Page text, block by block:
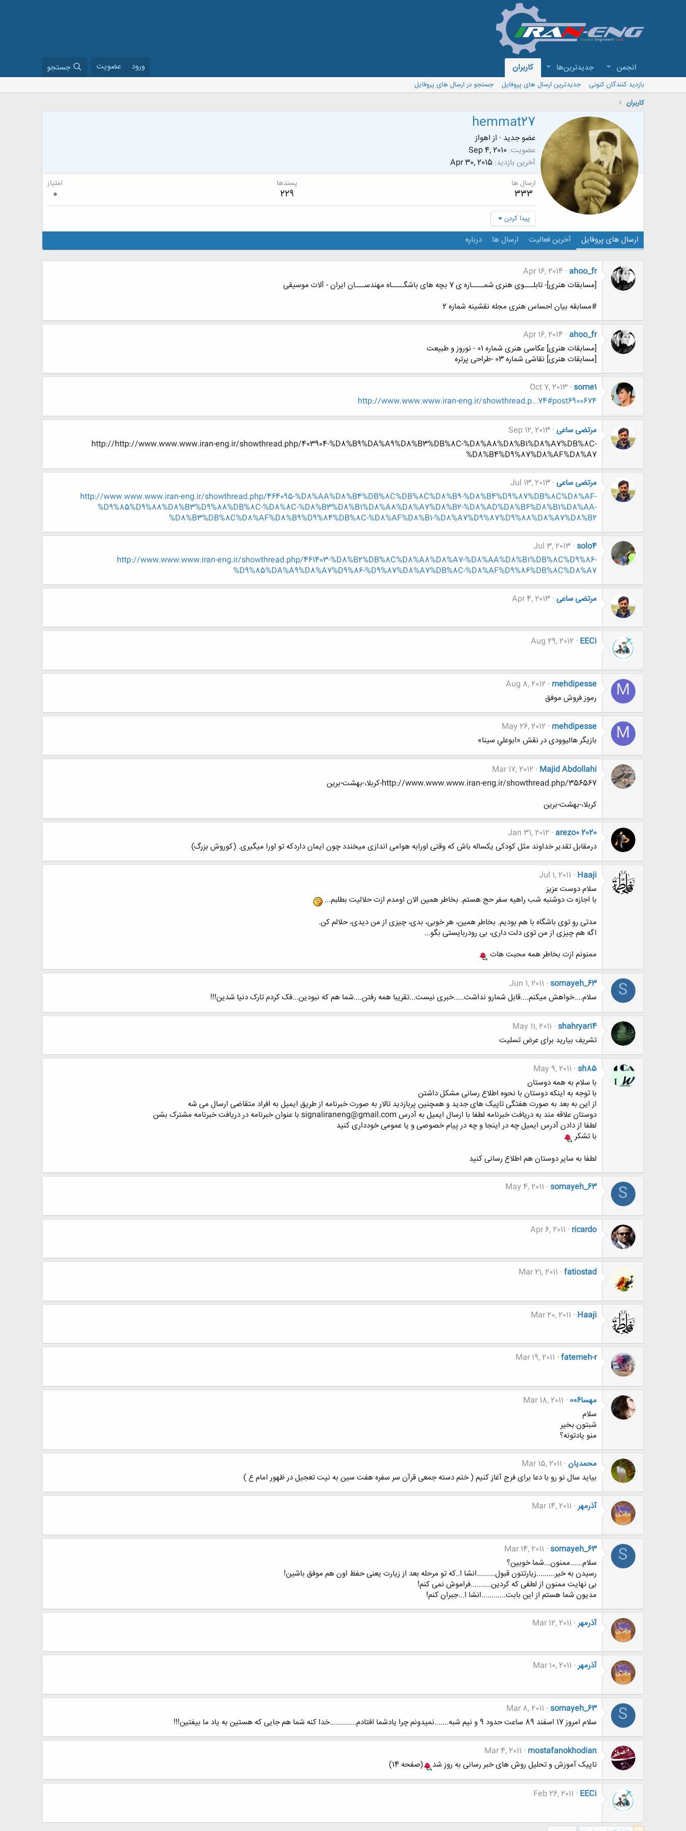
انجمن جدیدترین‌ها کاربران ورود عضویت جستجو
بازدید کنندگان کنونی جدیدترین ارسال های پروفایل
جستجو در ارسال های پروفایل
کاربران
hemmat27
عضو جدید · از اهواز
عضویت Sep 4, 2010
آخرین بازدید Apr 30, 2015
ارسال ها
333
پسندها
229
امتیاز
0
پیدا کردن
ارسال های پروفایل آخرین فعالیت ارسال ها درباره
ahoo_fr
Apr 16, 2014
[مسابقات هنری]- تابلـــوی هنری شمــــاره ی 7 بچه های باشگــــاه مهندســـان ایران - آلات موسیقی
#مسابقه بیان احساس هنری مجله نقشینه شماره 2
ahoo_fr
Apr 16, 2014
[مسابقات هنری] عکاسی هنری شماره 01 - نوروز و طبیعت
[مسابقات هنری] نقاشی شماره 03 -طراحی پرتره
some1
Oct 7, 2013
http://www.www.www.iran-eng.ir/showthread.p...74#post6900674
مرتضی ساعی Sep 12, 2013
http://http://www.www.www.iran-eng.ir/showthread.php/403904-%D8%B9%DA%A9%D8%B3%DB%8C-%D8%A8%D8%B1%D8%A7%DB%8C-
%D8%B4%D9%87%D8%AF%D8%A7
مرتضی ساعی Jul 13, 2013
http://www.www.www.iran-eng.ir/showthread.php/464095-%D8%AA%D8%B4%DB%8C%DB%8C%D8%B9-%D8%B4%D9%87%DB%8C%D8%AF-
%D9%85%D9%88%D8%B3%D9%88%DB%8C-%D8%8C-%D8%B3%D8%B1%D8%A8%D8%A7%D8%B2-%D8%AD%D8%B6%D8%B1%D8%AA-
%D8%B3%DB%8C%D8%AF%D8%B9%D9%84%DB%8C-%D8%AF%D8%B1-%D8%A7%D9%87%D9%88%D8%A7%D8%B2
solo4
Jul 3, 2013
http://www.www.www.iran-eng.ir/showthread.php/461403-%D8%B2%DB%8C%D8%A8%D8%A7-%D8%AA%D8%B1%DB%8C%D9%86-
%D9%85%DA%A9%D8%A7%D9%86-%D9%87%D8%A7%DB%8C-%D8%AF%D9%86%DB%8C%D8%A7
مرتضی ساعی Apr 4, 2013
EECi
Aug 29, 2012
M
mehdipesse
Aug 8, 2012
رموز فروش موفق
M
mehdipesse
May 26, 2012
بازیگر هالیوودی در نقش «ابوعلي سينا»
Majid Abdollahi
Mar 17, 2012
http://www.www.www.iran-eng.ir/showthread.php/356567-کربلا،-بهشت-برین
کربلا،-بهشت-برین
arezo0 2020
Jan 31, 2012
درمقابل تقدیر خداوند مثل کودکی یکساله باش که وقتی اورابه هوامی اندازی میخندد چون ایمان داردکه تو اورا میگیری. (کوروش بزرگ)
Haaji
Jul 1, 2011
سلام دوست عزیز
با اجازه ت دوشنبه شب راهیه سفر حج هستم. بخاطر همین الان اومدم ازت حلالیت بطلبم...
مدتی رو توی باشگاه با هم بودیم. بخاطر همین، هر خوبی، بدی، چیزی از من دیدی، حلالم کن.
اگه هم چیزی از من توی دلت داری، بی رودربایستی بگو...
ممنونم ازت بخاطر همه محبت هات
S
somayeh_63
Jun 1, 2011
سلام....خواهش میکنم....قابل شمارو نداشت.....خبری نیست...تقریبا همه رفتن....شما هم که نبودین...فک کردم تارک دنیا شدین!!!
shahryar14
May 11, 2011
تشریف بیارید برای عرض تسلیت
sh85
May 9, 2011
با سلام به همه دوستان
با توجه به اینکه دوستان با نحوه اطلاع رسانی مشکل داشتن
از این به بعد به صورت هفتگی تاپیک های جدید و همچنین پربازدید تالار به صورت خبرنامه از طریق ایمیل به افراد متقاضی ارسال می شه
دوستان علاقه مند به دریافت خبرنامه لطفا با ارسال ایمیل به آدرس signaliraneng@gmail.com با عنوان خبرنامه در دریافت خبرنامه مشترک بشن
لطفا از دادن آدرس ایمیل چه در اینجا و چه در پیام خصوصی و یا عمومی خودداری کنید
با تشکر
لطفا به سایر دوستان هم اطلاع رسانی کنید
S
somayeh_63
May 4, 2011
ricardo
Apr 6, 2011
fatiostad
Mar 21, 2011
Haaji
Mar 20, 2011
fatemeh-r
Mar 19, 2011
مهسا006
Mar 18, 2011
سلام
شبتون بخیر
منو یادتونه؟
محمدیان Mar 15, 2011
بیاید سال نو رو با دعا برای فرج آغاز کنیم ( ختم دسته جمعی قرآن سر سفره هفت سین به نیت تعجیل در ظهور امام ع )
آذرمهر Mar 14, 2011
S
somayeh_63
Mar 14, 2011
سلام......ممنون...شما خوبین؟
رسیدن به خیر.........زیارتتون قبول.........انشا ا..که تو مرحله بعد از زیارت یعنی حفظ اون هم موفق باشین!
بی نهایت ممنون از لطفی که کردین..........فراموش نمی کنم!
مدیون شما هستم از این بابت............انشا ا...جبران کنم!
آذرمهر Mar 12, 2011
آذرمهر Mar 10, 2011
S
somayeh_63
Mar 8, 2011
سلام امروز 17 اسفند 89 ساعت حدود 9 و نیم شبه.......نمیدونم چرا یادشما افتادم.............خدا کنه شما هم جایی که هستین به یاد ما بیفتین!!!
mostafanokhodian
Mar 4, 2011
تاپیک آموزش و تحلیل روش های خبر رسانی به روز شد
(صفحه 14)
EECi
Feb 26, 2011